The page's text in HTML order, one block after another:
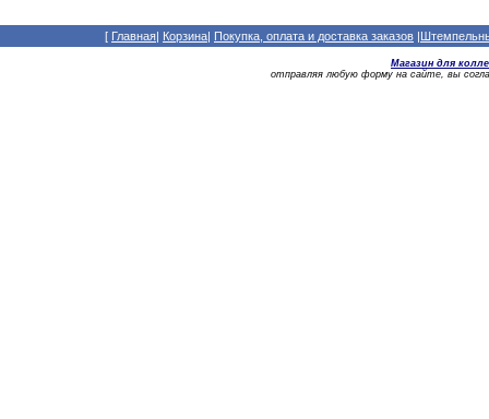
[ Главная| Корзина| Покупка, оплата и доставка заказов |
Магазин для
отправляя любую форму на сайте, вы